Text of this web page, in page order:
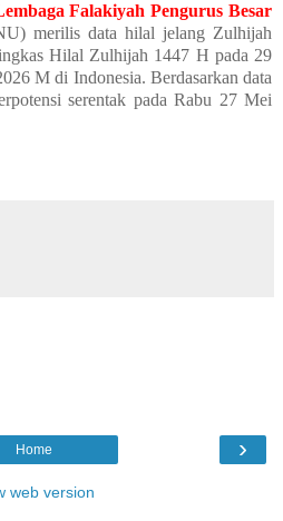
Falakiyah Pengurus Besar
merilis data hilal jelang Zulhijah
Hilal Zulhijah 1447 H pada 29
M di Indonesia. Berdasarkan data
serentak pada Rabu 27 Mei
›
Home
web version